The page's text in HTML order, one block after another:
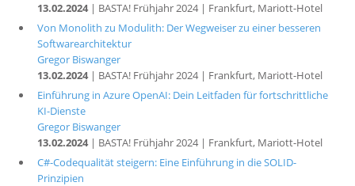
13.02.2024| BASTA! Frühjahr 2024 | Frankfurt, Mariott-Hotel
Von Monolith zu Modulith: Der Wegweiser zu einer besseren
Softwarearchitektur
Gregor Biswanger
13.02.2024| BASTA! Frühjahr 2024 | Frankfurt, Mariott-Hotel
Einführung in Azure OpenAI: Dein Leitfaden für fortschrittliche
KI-Dienste
Gregor Biswanger
13.02.2024| BASTA! Frühjahr 2024 | Frankfurt, Mariott-Hotel
C#-Codequalität steigern: Eine Einführung in die SOLID-
Prinzipien